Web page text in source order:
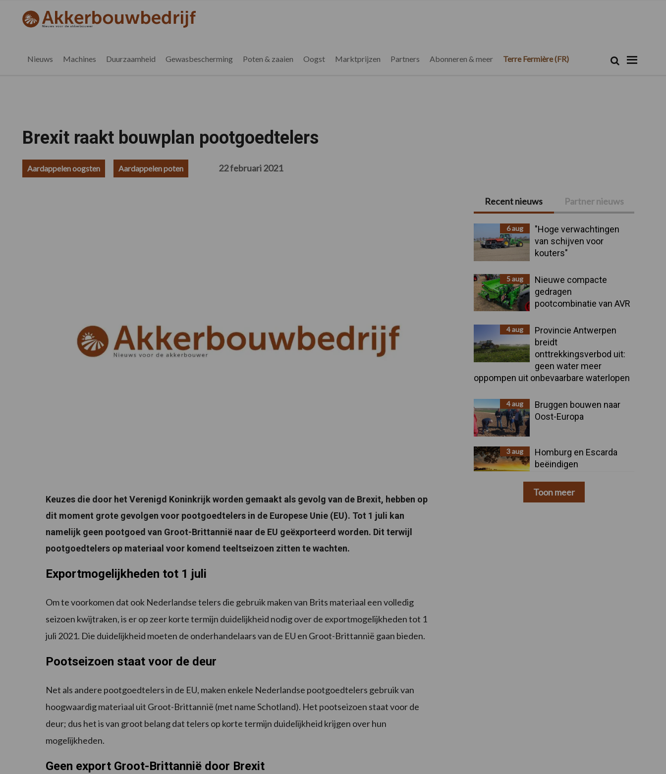
hoofdnavigatie
eerste
voettekst
akkerbouwbedrijf.be
Nieuws
Nieuws Machines Duurzaamheid Gewasbescherming Poten & zaaien Oogst Marktprijzen Partners Abonneren & meer Terre Fermière (FR) Zoek
Brexit raakt bouwplan pootgoedtelers
Aardappelen oogsten Aardappelen poten 22 februari 2021
Keuzes die door het Verenigd Koninkrijk worden gemaakt als gevolg van de Brexit, hebben op
dit moment grote gevolgen voor pootgoedtelers in de Europese Unie (EU). Tot 1 juli kan
namelijk geen pootgoed van Groot-Brittannië naar de EU geëxporteerd worden. Dit terwijl
pootgoedtelers op materiaal voor komend teeltseizoen zitten te wachten.
Exportmogelijkheden tot 1 juli
Om te voorkomen dat ook Nederlandse telers die gebruik maken van Brits materiaal een volledig
seizoen kwijtraken, is er op zeer korte termijn duidelijkheid nodig over de exportmogelijkheden tot 1
juli 2021. Die duidelijkheid moeten de onderhandelaars van de EU en Groot-Brittannië gaan bieden.
Pootseizoen staat voor de deur
Net als andere pootgoedtelers in de EU, maken enkele Nederlandse pootgoedtelers gebruik van
hoogwaardig materiaal uit Groot-Brittannië (met name Schotland). Het pootseizoen staat voor de
deur; dus het is van groot belang dat telers op korte termijn duidelijkheid krijgen over hun
mogelijkheden.
Geen export Groot-Brittannië door Brexit
Primaire
Sidebar
Recent nieuws Partner nieuws
6 aug
"Hoge verwachtingen
van schijven voor
kouters"
5 aug
Nieuwe compacte
gedragen
pootcombinatie van AVR
4 aug
Provincie Antwerpen
breidt
onttrekkingsverbod uit:
geen water meer
oppompen uit onbevaarbare waterlopen
4 aug
Bruggen bouwen naar
Oost-Europa
3 aug
Homburg en Escarda
beëindigen
Toon meer